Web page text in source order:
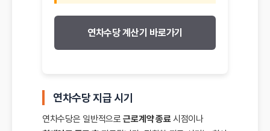
연차수당 계산기 바로가기
연차수당 지급 시기
연차수당은 일반적으로근로계약 종료시점이나